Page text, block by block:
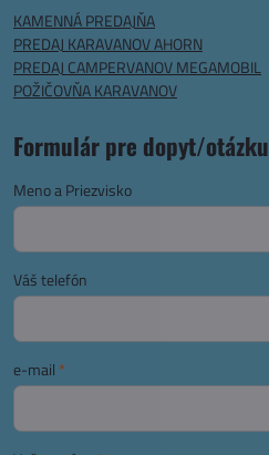
KAMENNÁ PREDAJŇA
PREDAJ KARAVANOV AHORN
PREDAJ CAMPERVANOV MEGAMOBIL
POŽIČOVŇA KARAVANOV
Formulár pre dopyt/otázku
Meno a Priezvisko
Váš telefón
e-mail *